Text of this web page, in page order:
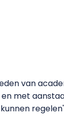
van
met